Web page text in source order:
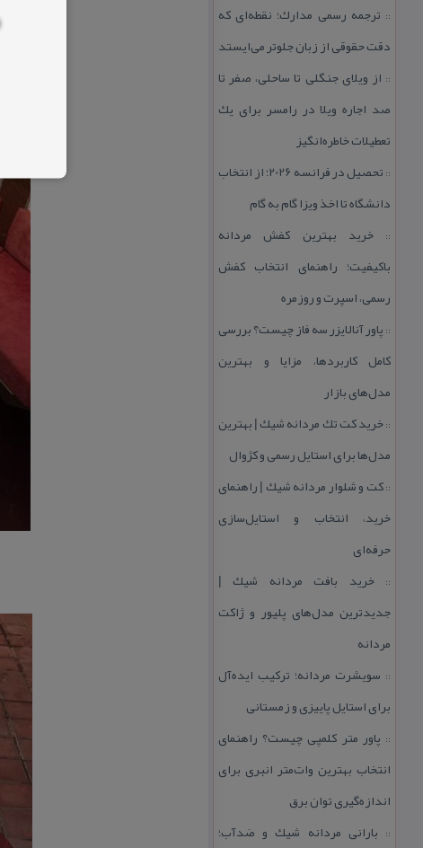
:: ترجمه رسمی مدارك؛ نقطه‌ای كه
دقت حقوقی از زبان جلوتر می‌ایستد
:: از ویلای جنگلی تا ساحلی، صفر تا
صد اجاره ویلا در رامسر برای یك
تعطیلات خاطره‌انگیز
::
تحصیل در فرانسه 2026؛ از انتخاب
دانشگاه تا اخذ ویزا گام به گام
::خرید بهترین كفش مردانه
باكیفیت؛ راهنمای انتخاب كفش
رسمی، اسپرت و روزمره
:: پاور آنالایزر سه فاز چیست؟ بررسی
كامل كاربردها، مزایا و بهترین
مدل‌های بازار
::خرید كت تك مردانه شیك | بهترین
مدل‌ها برای استایل رسمی و كژوال
::كت و شلوار مردانه شیك | راهنمای
خرید، انتخاب و استایل‌سازی
حرفه‌ای
::خرید بافت مردانه شیك |
جدیدترین مدل‌های پلیور و ژاكت
مردانه
:: سویشرت مردانه؛ تركیب ایده‌آل
برای استایل پاییزی و زمستانی
:: پاور متر كلمپی چیست؟ راهنمای
انتخاب بهترین وات‌متر انبری برای
اندازه‌گیری توان برق
:: بارانی مردانه شیك و ضدآب؛